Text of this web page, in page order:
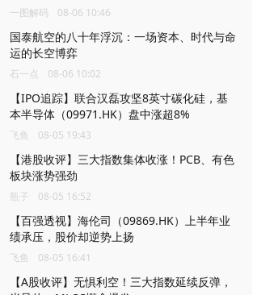
一图解码 08-06 10:46
国泰航空的八十年浮沉：一场资本、时代与命
运的长空博弈
石一点 08-06 10:02
【IPO追踪】联合汉磊攻坚8英寸碳化硅，基
本半导体（09971.HK）盘中涨超8%
飞鱼 08-05 19:43
【港股收评】三大指数集体收涨！PCB、有色
板块涨势强劲
瓶子 08-05 16:52
【百强透视】海伦司（09869.HK）上半年业
绩承压，股价却逆势上扬
飞鱼 08-05 16:41
【A股收评】无惧利空！三大指数延续反弹，